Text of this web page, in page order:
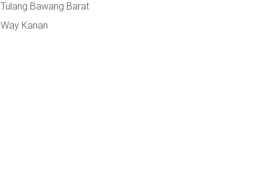
Tulang Bawang Barat
Way Kanan